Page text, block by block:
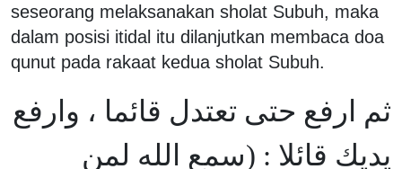
seseorang melaksanakan sholat Subuh, maka
dalam posisi itidal itu dilanjutkan membaca doa
qunut pada rakaat kedua sholat Subuh.
ثم ارفع حتى تعتدل قائما ، وارفع
يديك قائلا : (سمع الله لمن